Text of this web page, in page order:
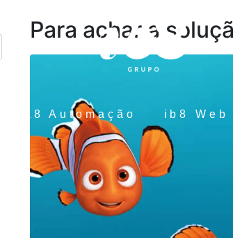
ia8 Automação ib8 Web
Para achar a